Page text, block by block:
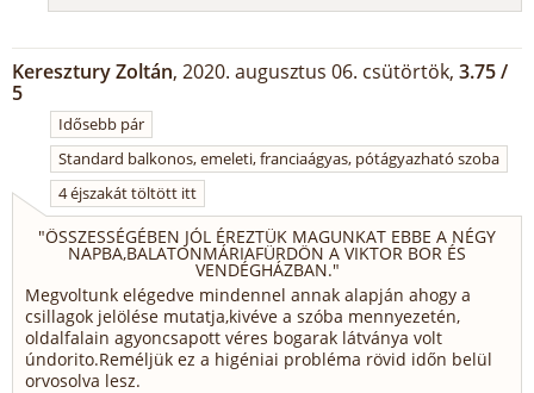
Keresztury Zoltán, 2020. augusztus 06. csütörtök, 3.75 /
5
Idősebb pár
Standard balkonos, emeleti, franciaágyas, pótágyazható szoba
4 éjszakát töltött itt
"ÖSSZESSÉGÉBEN JÓL ÉREZTÜK MAGUNKAT EBBE A NÉGY
NAPBA,BALATONMÁRIAFÜRDÖN A VIKTOR BOR ÉS
VENDÉGHÁZBAN."
Megvoltunk elégedve mindennel annak alapján ahogy a
csillagok jelölése mutatja,kivéve a szóba mennyezetén,
oldalfalain agyoncsapott véres bogarak látványa volt
úndorito.Reméljük ez a higéniai probléma rövid időn belül
orvosolva lesz.